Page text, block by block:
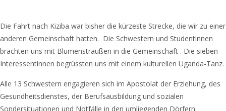
Die Fahrt nach Kiziba war bisher die kürzeste Strecke, die wir zu einer
anderen Gemeinschaft hatten. Die Schwestern und Studentinnen
brachten uns mit Blumensträußen in die Gemeinschaft . Die sieben
Interessentinnen begrüssten uns mit einem kulturellen Uganda-Tanz.
Alle 13 Schwestern engagieren sich im Apostolat der Erziehung, des
Gesundheitsdienstes, der Berufsausbildung und sozialen
Sondersituationen und Notfälle in den umliegenden Dörfern.